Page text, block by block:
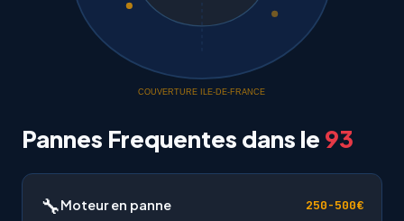
COUVERTURE ILE-DE-FRANCE
Pannes Frequentes dans le 93
🔧Moteur en panne 250-500€